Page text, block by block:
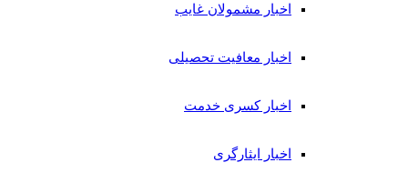
اخبار مشمولان غایب
اخبار معافیت تحصیلی
اخبار کسری خدمت
اخبار ایثارگری